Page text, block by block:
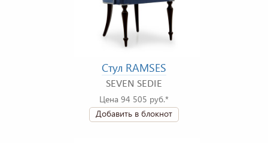
Стул RAMSES
SEVEN SEDIE
Цена 94 505 руб.*
Добавить в блокнот